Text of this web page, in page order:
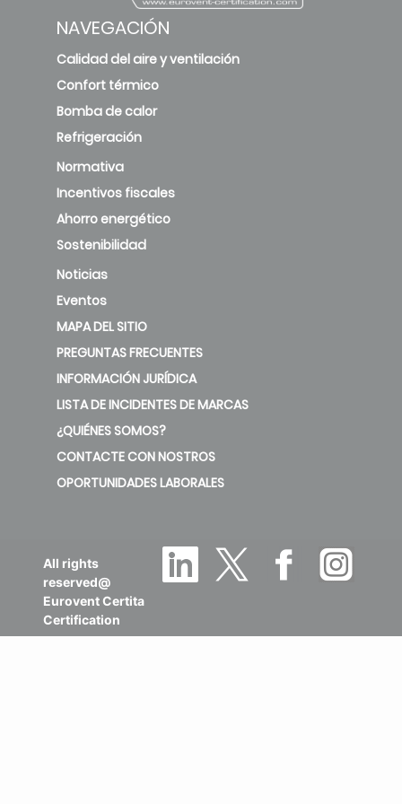
NAVEGACIÓN
Calidad del aire y ventilación
Confort térmico
Bomba de calor
Refrigeración
Normativa
Incentivos fiscales
Ahorro energético
Sostenibilidad
Noticias
Eventos
MAPA DEL SITIO
PREGUNTAS FRECUENTES
INFORMACIÓN JURÍDICA
LISTA DE INCIDENTES DE MARCAS
¿QUIÉNES SOMOS?
CONTACTE CON NOSTROS
OPORTUNIDADES LABORALES
All rights
reserved@
Eurovent Certita
Certification